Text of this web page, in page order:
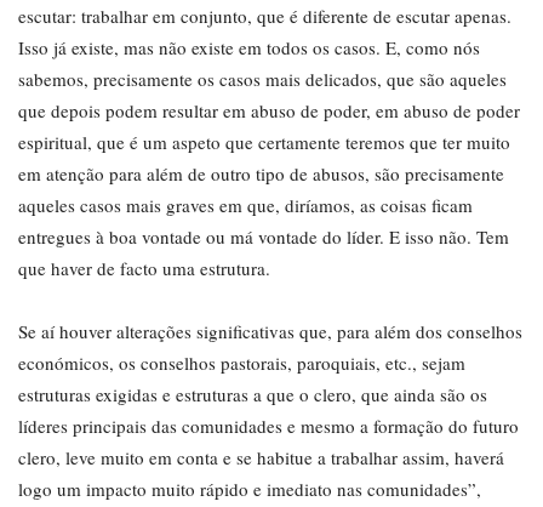
escutar: trabalhar em conjunto, que é diferente de escutar apenas.
Isso já existe, mas não existe em todos os casos. E, como nós
sabemos, precisamente os casos mais delicados, que são aqueles
que depois podem resultar em abuso de poder, em abuso de poder
espiritual, que é um aspeto que certamente teremos que ter muito
em atenção para além de outro tipo de abusos, são precisamente
aqueles casos mais graves em que, diríamos, as coisas ficam
entregues à boa vontade ou má vontade do líder. E isso não. Tem
que haver de facto uma estrutura.
Se aí houver alterações significativas que, para além dos conselhos
económicos, os conselhos pastorais, paroquiais, etc., sejam
estruturas exigidas e estruturas a que o clero, que ainda são os
líderes principais das comunidades e mesmo a formação do futuro
clero, leve muito em conta e se habitue a trabalhar assim, haverá
logo um impacto muito rápido e imediato nas comunidades”,